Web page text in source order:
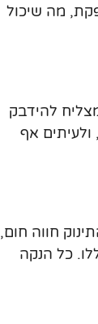
מה שיכול
להידבק
ולעיתים אף
חווה חום,
כל הנקה